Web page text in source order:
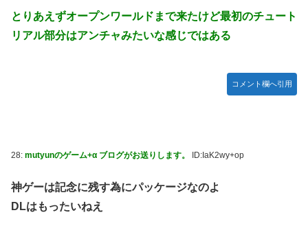
とりあえずオープンワールドまで来たけど最初のチュート
リアル部分はアンチャみたいな感じではある
コメント欄へ引用
28: mutyunのゲーム+α ブログがお送りします。 ID:IaK2wy+op
神ゲーは記念に残す為にパッケージなのよ
DLはもったいねえ